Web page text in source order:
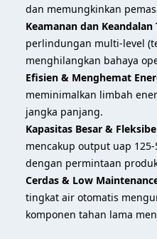
dan memungkinkan
Keamanan dan Keandalan
perlindungan multi-level
menghilangkan bahaya
Efisien & Menghemat
meminimalkan limbah
jangka panjang.
Kapasitas Besar &
mencakup output uap
dengan permintaan
Cerdas & Low
tingkat air otomatis
komponen tahan lama